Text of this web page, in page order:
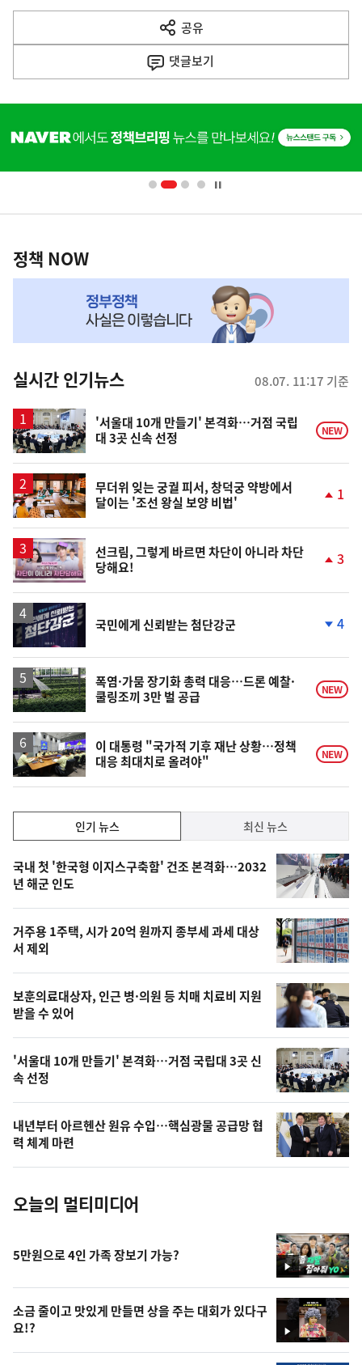
다
음
공유
열
기
댓글보기
단
영
책
NOW,
뉴
스
정책 NOW
실시간 인기뉴스 08.07. 11:17 기준
'서울대 10개 만들기' 본격화…거점 국립
대 3곳 신속 선정
NEW
무더위 잊는 궁궐 피서, 창덕궁 약방에서
달이는 '조선 왕실 보양 비법'
상
1
영
상
선크림, 그렇게 바르면 차단이 아니라 차단
당해요!
상
3
국민에게 신뢰받는 첨단강군
하
락
4
폭염·가뭄 장기화 총력 대응…드론 예찰·
쿨링조끼 3만 벌 공급
NEW
이 대통령 "국가적 기후 재난 상황…정책
대응 최대치로 올려야"
NEW
기,
최
신,
오
늘
의
영
상
오
늘
의
사
진
인기 뉴스 최신 뉴스
인
기
뉴
스
국내 첫 '한국형 이지스구축함' 건조 본격화…2032
년 해군 인도
거주용 1주택, 시가 20억 원까지 종부세 과세 대상
서 제외
보훈의료대상자, 인근 병·의원 등 치매 치료비 지원
받을 수 있어
'서울대 10개 만들기' 본격화…거점 국립대 3곳 신
속 선정
내년부터 아르헨산 원유 수입…핵심광물 공급망 협
력 체계 마련
오늘의 멀티미디어
영
상
5만원으로 4인 가족 장보기 가능?
영
상
소금 줄이고 맛있게 만들면 상을 주는 대회가 있다구
요!?